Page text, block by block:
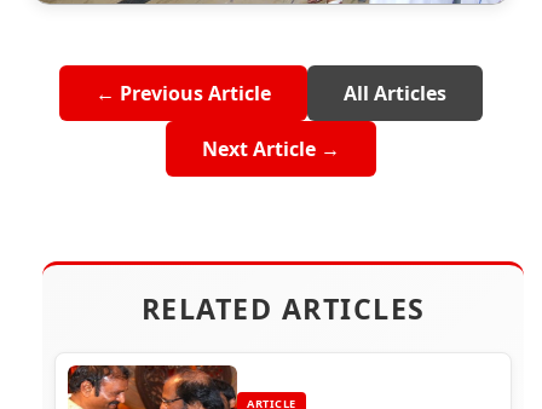
← Previous Article All Articles
Next Article →
RELATED ARTICLES
ARTICLE